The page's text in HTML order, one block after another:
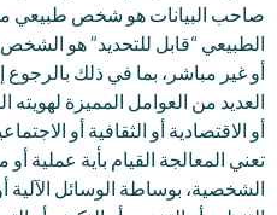
صاحب البيانات هو شخص طبيعي
الطبيعي “قابل للتحديد” هو
أو غير مباشر، بما في ذلك
العديد من العوامل المميزة لهويته
أو الاقتصادية أو الثقافية أو
تعني المعالجة القيام بأية عملية
الشخصية، بوساطة الوسائل الآلية